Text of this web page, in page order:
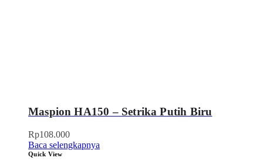
Maspion HA150 – Setrika Putih Biru
Rp108.000
Baca selengkapnya
Quick View